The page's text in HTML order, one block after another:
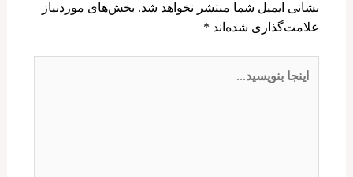
نشانی ایمیل شما منتشر نخواهد شد. بخش‌های موردنیاز
علامت‌گذاری شده‌اند *
بنویسید…